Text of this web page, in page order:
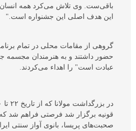
باقی‌ست. وی تلاش می‌کرد همه
این هدف اصلی این جشنواره است."
گروهی از مقامات محلی در تمام
حضور داشتند و به هنرمندان مجسمه
عبادت است" را اهداء می‌کردند.
قونیه برگزار شد فرصتی فراهم شد که
صحبت‌های پریسا، بانوی آواز سنتی